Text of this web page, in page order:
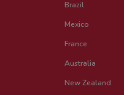
Brazil
Mexico
France
Australia
New Zealand